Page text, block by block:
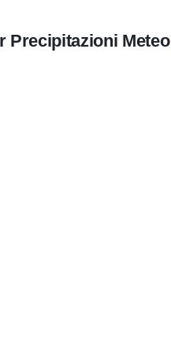
Precipitazioni Meteo